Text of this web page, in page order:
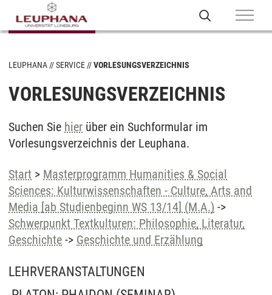
LEUPHANA SERVICE VORLESUNGSVERZEICHNIS
VORLESUNGSVERZEICHNIS
Suchen Sie hier über ein Suchformular im
Vorlesungsverzeichnis der Leuphana.
Start > Masterprogramm Humanities & Social
Sciences: Kulturwissenschaften - Culture, Arts and
Media [ab Studienbeginn WS 13/14] (M.A.) ->
Schwerpunkt Textkulturen: Philosophie, Literatur,
Geschichte -> Geschichte und Erzählung
LEHRVERANSTALTUNGEN